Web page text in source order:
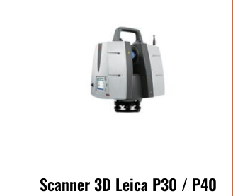
Scanner 3D Leica P30 / P40